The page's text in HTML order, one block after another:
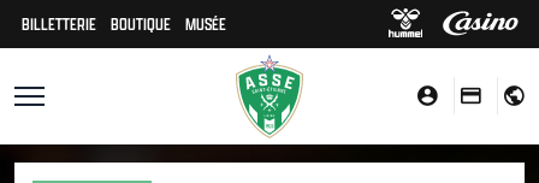
BILLETTERIE BOUTIQUE MUSÉE